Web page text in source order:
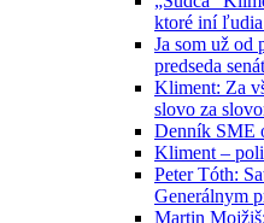
ktoré iní ľudia
Ja som už
predseda
Kliment: Za
slovo za
Denník SME
Kliment –
Peter Tóth:
Generálnym
Martin